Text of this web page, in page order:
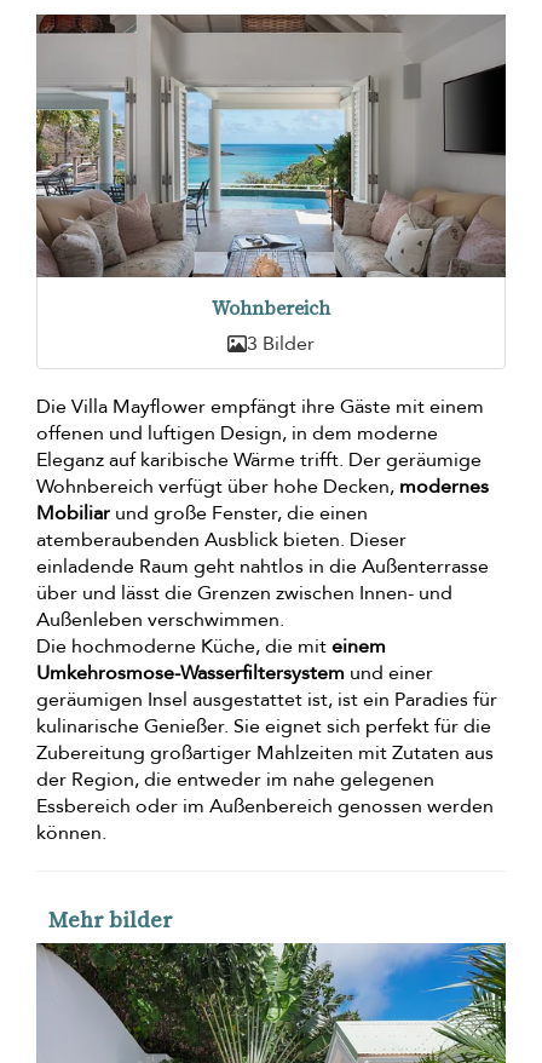
Wohnbereich
3 Bilder
Die Villa Mayflower empfängt ihre Gäste mit einem
offenen und luftigen Design, in dem moderne
Eleganz auf karibische Wärme trifft. Der geräumige
Wohnbereich verfügt über hohe Decken, modernes
Mobiliar und große Fenster, die einen
atemberaubenden Ausblick bieten. Dieser
einladende Raum geht nahtlos in die Außenterrasse
über und lässt die Grenzen zwischen Innen- und
Außenleben verschwimmen.
Die hochmoderne Küche, die miteinem
Umkehrosmose-Wasserfiltersystem und einer
geräumigen Insel ausgestattet ist, ist ein Paradies für
kulinarische Genießer. Sie eignet sich perfekt für die
Zubereitung großartiger Mahlzeiten mit Zutaten aus
der Region, die entweder im nahe gelegenen
Essbereich oder im Außenbereich genossen werden
können.
Mehr bilder